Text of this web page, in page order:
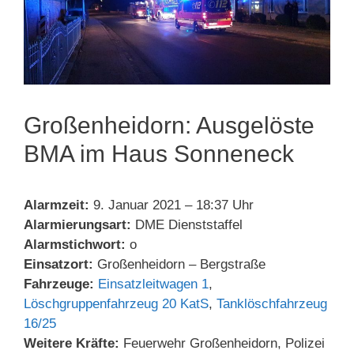
Großenheidorn: Ausgelöste
BMA im Haus Sonneneck
Alarmzeit: 9. Januar 2021 – 18:37 Uhr
Alarmierungsart: DME Dienststaffel
Alarmstichwort: o
Einsatzort: Großenheidorn – Bergstraße
Fahrzeuge: Einsatzleitwagen 1,
Löschgruppenfahrzeug 20 KatS, Tanklöschfahrzeug
16/25
Weitere Kräfte: Feuerwehr Großenheidorn, Polizei